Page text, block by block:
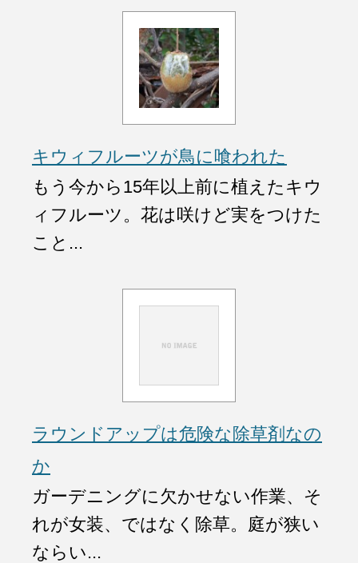
キウィフルーツが鳥に喰われた
もう今から15年以上前に植えたキウ
ィフルーツ。花は咲けど実をつけた
こと...
ラウンドアップは危険な除草剤なの
か
ガーデニングに欠かせない作業、そ
れが女装、ではなく除草。庭が狭い
ならい...